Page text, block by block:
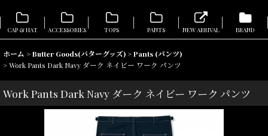
CAP & HAT ACCESSORIES TOPS PANTS NEW ARRIVAL BRAND
ホーム >Butter Goods(バターグッズ) >Pants (パンツ)
>Work Pants Dark Navy ダーク ネイビー ワーク パンツ
Work Pants Dark Navy ダーク ネイビー ワーク パンツ